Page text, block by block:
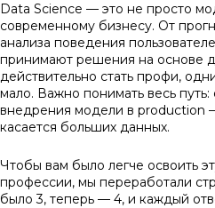
Data Science — это не просто
современному бизнесу. От
анализа поведения
принимают решения на основе
действительно стать профи,
мало. Важно понимать весь
внедрения модели в production
касается больших данных.
Чтобы вам было легче освоить
профессии, мы переработали
было 3, теперь — 4, и каждый